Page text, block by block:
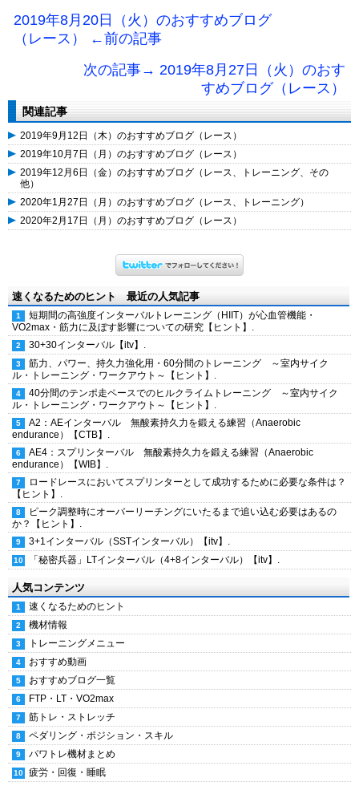
2019年8月20日（火）のおすすめブログ
（レース） ←前の記事
次の記事→ 2019年8月27日（火）のおす
すめブログ（レース）
関連記事
2019年9月12日（木）のおすすめブログ（レース）
2019年10月7日（月）のおすすめブログ（レース）
2019年12月6日（金）のおすすめブログ（レース、トレーニング、その
他）
2020年1月27日（月）のおすすめブログ（レース、トレーニング）
2020年2月17日（月）のおすすめブログ（レース）
速くなるためのヒント 最近の人気記事
短期間の高強度インターバルトレーニング（HIIT）が心血管機能・
VO2max・筋力に及ぼす影響についての研究【ヒント】.
30+30インターバル【itv】.
筋力、パワー、持久力強化用・60分間のトレーニング ～室内サイク
ル・トレーニング・ワークアウト～【ヒント】.
40分間のテンポ走ペースでのヒルクライムトレーニング ～室内サイク
ル・トレーニング・ワークアウト～【ヒント】.
A2：AEインターバル 無酸素持久力を鍛える練習（Anaerobic
endurance）【CTB】.
AE4：スプリンターバル 無酸素持久力を鍛える練習（Anaerobic
endurance）【WIB】.
ロードレースにおいてスプリンターとして成功するために必要な条件は？
【ヒント】.
ピーク調整時にオーバーリーチングにいたるまで追い込む必要はあるの
か？【ヒント】.
3+1インターバル（SSTインターバル）【itv】.
「秘密兵器」LTインターバル（4+8インターバル）【itv】.
人気コンテンツ
速くなるためのヒント
機材情報
トレーニングメニュー
おすすめ動画
おすすめブログ一覧
FTP・LT・VO2max
筋トレ・ストレッチ
ペダリング・ポジション・スキル
パワトレ機材まとめ
疲労・回復・睡眠